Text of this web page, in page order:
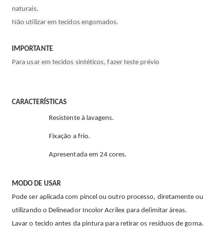
naturais.
Não utilizar em tecidos engomados.
IMPORTANTE
Para usar em tecidos sintéticos, fazer teste prévio
CARACTERÍSTICAS
Resistente à lavagens.
Fixação a frio.
Apresentada em 24 cores.
MODO DE USAR
Pode ser aplicada com pincel ou outro processo, diretamente ou
utilizando o Delineador Incolor Acrilex para delimitar áreas.
Lavar o tecido antes da pintura para retirar os resíduos de goma.